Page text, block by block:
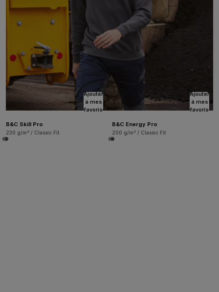
Ajouter
à mes
favoris
B&C Skill Pro
230 g/m² / Classic Fit
Ajouter
à mes
favoris
B&C Energy Pro
200 g/m² / Classic Fit